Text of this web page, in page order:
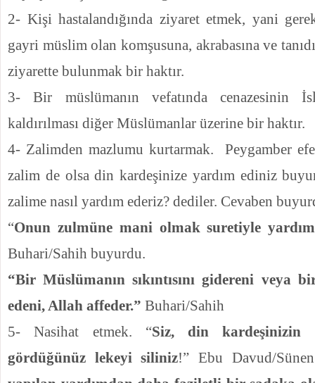
2- Kişi hastalandığında ziyaret etmek, yani
gayri müslim olan komşusuna, akrabasına ve
ziyarette bulunmak bir haktır.
3- Bir müslümanın vefatında cenazesinin
kaldırılması diğer Müslümanlar üzerine bir haktır.
4- Zalimden mazlumu kurtarmak.
Peygamber
zalim de olsa din kardeşinize yardım ediniz
zalime nasıl yardım ederiz? dediler. Cevaben
“Onun zulmüne mani olmak suretiyle
Buhari/Sahih buyurdu.
“Bir Müslümanın sıkıntısını gidereni veya
edeni, Allah affeder.” Buhari/Sahih
5- Nasihat etmek. “Siz, din kardeşinizin
gördüğünüz lekeyi siliniz!” Ebu Davud/